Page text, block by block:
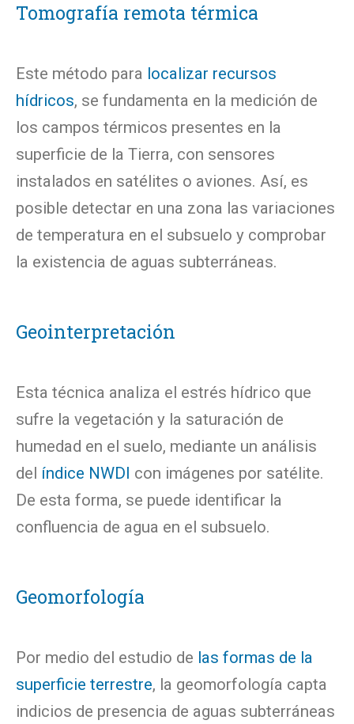
Tomografía remota térmica
Este método para localizar recursos
hídricos, se fundamenta en la medición de
los campos térmicos presentes en la
superficie de la Tierra, con sensores
instalados en satélites o aviones. Así, es
posible detectar en una zona las variaciones
de temperatura en el subsuelo y comprobar
la existencia de aguas subterráneas.
Geointerpretación
Esta técnica analiza el estrés hídrico que
sufre la vegetación y la saturación de
humedad en el suelo, mediante un análisis
del índice NWDI con imágenes por satélite.
De esta forma, se puede identificar la
confluencia de agua en el subsuelo.
Geomorfología
Por medio del estudio de las formas de la
superficie terrestre, la geomorfología capta
indicios de presencia de aguas subterráneas